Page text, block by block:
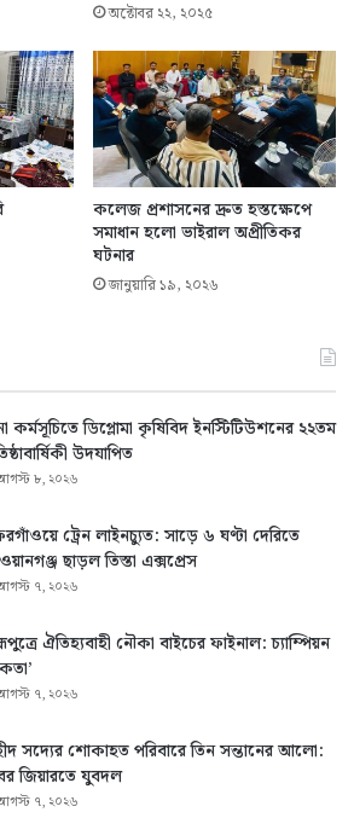
অক্টোবর ২২, ২০২৫
কলেজ প্রশাসনের দ্রুত হস্তক্ষেপে
সমাধান হলো ভাইরাল অপ্রীতিকর
ঘটনার
জানুয়ারি ১৯, ২০২৬
কর্মসূচিতে ডিপ্লোমা কৃষিবিদ ইনস্টিটিউশনের ২২তম
উদযাপিত
৮, ২০২৬
ট্রেন লাইনচ্যুত: সাড়ে ৬ ঘণ্টা দেরিতে
ছাড়ল তিস্তা এক্সপ্রেস
৭, ২০২৬
ঐতিহ্যবাহী নৌকা বাইচের ফাইনাল: চ্যাম্পিয়ন
৭, ২০২৬
সদ্যের শোকাহত পরিবারে তিন সন্তানের আলো:
জিয়ারতে যুবদল
৭, ২০২৬